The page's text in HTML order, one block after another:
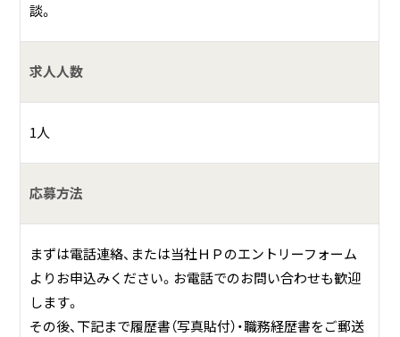
談。
求人人数
1人
応募方法
まずは電話連絡、または当社ＨＰのエントリーフォーム
よりお申込みください。お電話でのお問い合わせも歓迎
します。
その後、下記まで履歴書（写真貼付）・職務経歴書をご郵送